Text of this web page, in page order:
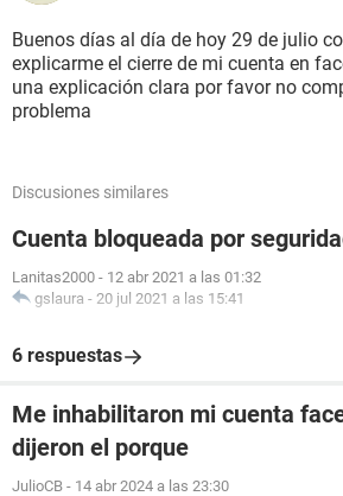
Buenos días al día de hoy 29 de julio
explicarme el cierre de mi cuenta en
una explicación clara por favor no
problema
Discusiones similares
Cuenta bloqueada por
Lanitas2000 - 12 abr 2021 a las 01:32
gslaura - 20 jul 2021 a las 15:41
6 respuestas
Me inhabilitaron mi cuenta
dijeron el porque
JulioCB - 14 abr 2024 a las 23:30